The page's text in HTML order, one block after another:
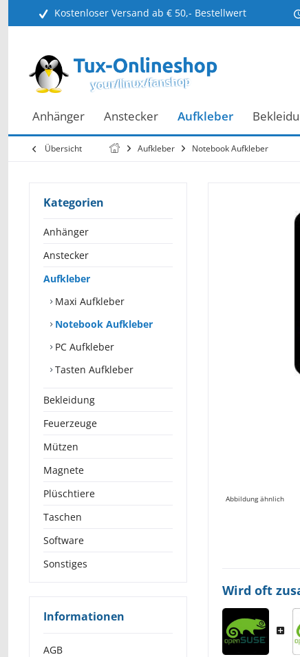
Kostenloser Versand ab € 50,- Bestellwert
Anhänger Anstecker Aufkleber
Übersicht Aufkleber Notebook Aufkleber
Kategorien
Anhänger
Anstecker
Aufkleber
Maxi Aufkleber
Notebook Aufkleber
PC Aufkleber
Tasten Aufkleber
Bekleidung
Feuerzeuge
Mützen
Magnete
Plüschtiere
Taschen
Software
Sonstiges
Informationen
AGB
Abbildung ähnlich
Wird oft